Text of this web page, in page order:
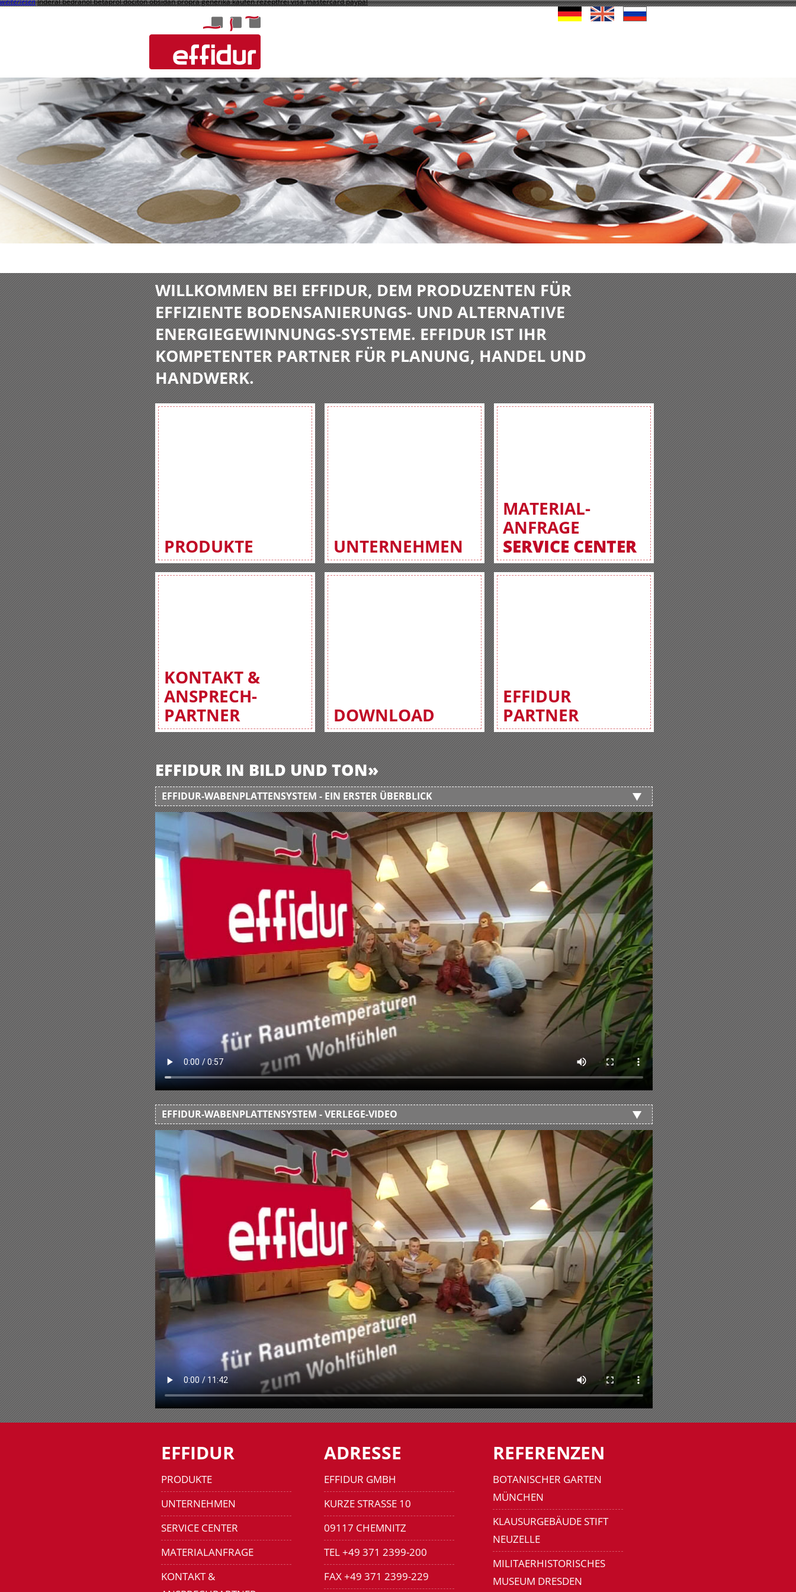
WILLKOMMEN BEI EFFIDUR, DEM PRODUZENTEN FÜR
EFFIZIENTE BODENSANIERUNGS- UND ALTERNATIVE
ENERGIEGEWINNUNGS-SYSTEME. EFFIDUR IST IHR
KOMPETENTER PARTNER FÜR PLANUNG, HANDEL UND
HANDWERK.
PRODUKTE
KONTAKT &
ANSPRECH-
PARTNER
UNTERNEHMEN
DOWNLOAD
MATERIAL-
ANFRAGE
SERVICE CENTER
EFFIDUR
PARTNER
EFFIDUR IN BILD UND TON»
EFFIDUR-WABENPLATTENSYSTEM - EIN ERSTER ÜBERBLICK
EFFIDUR-WABENPLATTENSYSTEM - VERLEGE-VIDEO
EFFIDUR
PRODUKTE
UNTERNEHMEN
SERVICE CENTER
MATERIALANFRAGE
KONTAKT &
ADRESSE
EFFIDUR GMBH
KURZE STRASSE 10
09117 CHEMNITZ
TEL +49 371 2399-200
FAX +49 371 2399-229
REFERENZEN
BOTANISCHER GARTEN
MÜNCHEN
KLAUSURGEBÄUDE STIFT
NEUZELLE
MILITAERHISTORISCHES
MUSEUM DRESDEN